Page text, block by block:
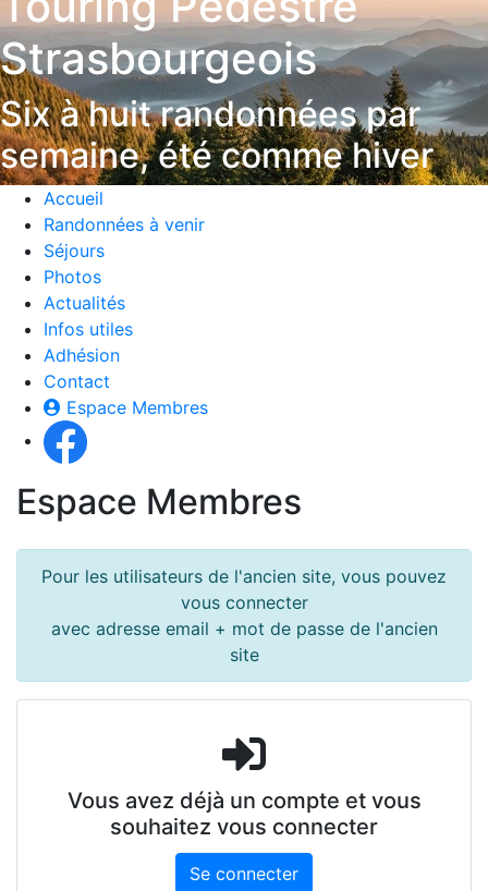
Strasbourgeois
Six à huit randonnées par
semaine, été comme hiver
Accueil
Randonnées à venir
Séjours
Photos
Actualités
Infos utiles
Adhésion
Contact
Espace Membres
Espace Membres
Pour les utilisateurs de l'ancien site, vous pouvez
vous connecter
avec adresse email + mot de passe de l'ancien
site
Vous avez déjà un compte et vous
souhaitez vous connecter
Se connecter